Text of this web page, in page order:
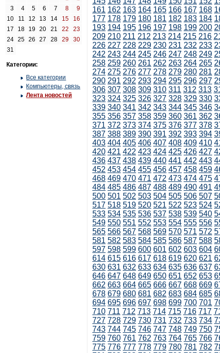
3
4 5 6 7 8
9
10
11 12 13 14 15
16
17
18 19 20 21 22
23
24
25 26 27 28 29
30
31
Категории:
Все категории
Компьютеры, связь
Лента новостей
161 162 163 164 165 166 167 168
177 178 179 180 181 182 183 184
193 194 195 196 197 198 199 200
209 210 211 212 213 214 215 216
226 227 228 229 230 231 232 233
242 243 244 245 246 247 248 249
258 259 260 261 262 263 264 265
274 275 276 277 278 279 280 281
290 291 292 293 294 295 296 297
306 307 308 309 310 311 312 313
323 324 325 326 327 328 329 330
339 340 341 342 343 344 345 346
355 356 357 358 359 360 361 362
371 372 373 374 375 376 377 378
387 388 389 390 391 392 393 394
403 404 405 406 407 408 409 410
420 421 422 423 424 425 426 427
436 437 438 439 440 441 442 443
452 453 454 455 456 457 458 459
468 469 470 471 472 473 474 475
484 485 486 487 488 489 490 491
500 501 502 503 504 505 506 507
517 518 519 520 521 522 523 524
533 534 535 536 537 538 539 540
549 550 551 552 553 554 555 556
565 566 567 568 569 570 571 572
581 582 583 584 585 586 587 588
597 598 599 600 601 602 603 604
614 615 616 617 618 619 620 621
630 631 632 633 634 635 636 637
646 647 648 649 650 651 652 653
662 663 664 665 666 667 668 669
678 679 680 681 682 683 684 685
694 695 696 697 698 699 700 701
710 711 712 713 714 715 716 717
727 728 729 730 731 732 733 734
743 744 745 746 747 748 749 750
759 760 761 762 763 764 765 766
775 776 777 778 779 780 781 782